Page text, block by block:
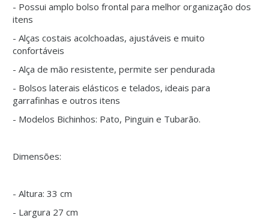
- Possui amplo bolso frontal para melhor organização dos
itens
- Alças costais acolchoadas, ajustáveis e muito
confortáveis
- Alça de mão resistente, permite ser pendurada
- Bolsos laterais elásticos e telados, ideais para
garrafinhas e outros itens
- Modelos Bichinhos: Pato, Pinguin e Tubarão.
Dimensões:
- Altura: 33 cm
- Largura 27 cm